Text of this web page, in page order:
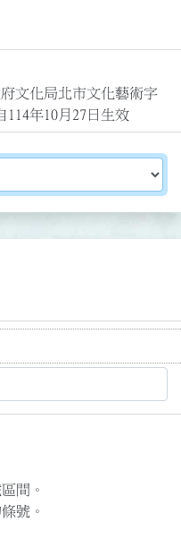
文化局北市文化藝術字
114年10月27日生效
間。
號。